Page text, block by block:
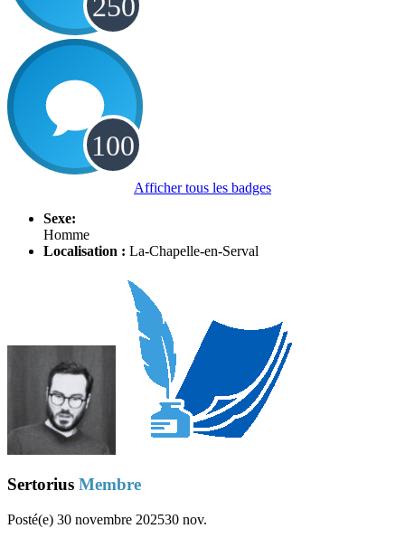
Afficher tous les badges
Sexe:
Homme
Localisation : La-Chapelle-en-Serval
Sertorius Membre
Posté(e) 30 novembre 202530 nov.